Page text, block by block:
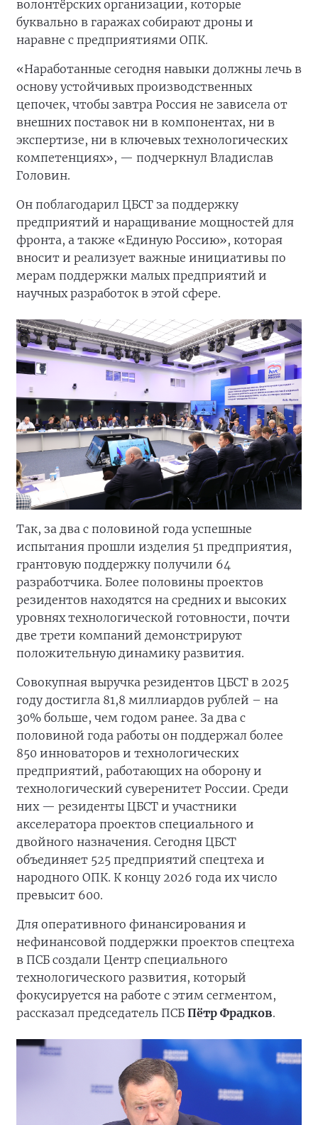
волонтёрских организации, которые
буквально в гаражах собирают дроны и
наравне с предприятиями ОПК.
«Наработанные сегодня навыки должны лечь в
основу устойчивых производственных
цепочек, чтобы завтра Россия не зависела от
внешних поставок ни в компонентах, ни в
экспертизе, ни в ключевых технологических
компетенциях», — подчеркнул Владислав
Головин.
Он поблагодарил ЦБСТ за поддержку
предприятий и наращивание мощностей для
фронта, а также «Единую Россию», которая
вносит и реализует важные инициативы по
мерам поддержки малых предприятий и
научных разработок в этой сфере.
Так, за два с половиной года успешные
испытания прошли изделия 51 предприятия,
грантовую поддержку получили 64
разработчика. Более половины проектов
резидентов находятся на средних и высоких
уровнях технологической готовности, почти
две трети компаний демонстрируют
положительную динамику развития.
Совокупная выручка резидентов ЦБСТ в 2025
году достигла 81,8 миллиардов рублей – на
30% больше, чем годом ранее. За два с
половиной года работы он поддержал более
850 инноваторов и технологических
предприятий, работающих на оборону и
технологический суверенитет России. Среди
них — резиденты ЦБСТ и участники
акселератора проектов специального и
двойного назначения. Сегодня ЦБСТ
объединяет 525 предприятий спецтеха и
народного ОПК. К концу 2026 года их число
превысит 600.
Для оперативного финансирования и
нефинансовой поддержки проектов спецтеха
в ПСБ создали Центр специального
технологического развития, который
фокусируется на работе с этим сегментом,
рассказал председатель ПСБ Пётр Фрадков.